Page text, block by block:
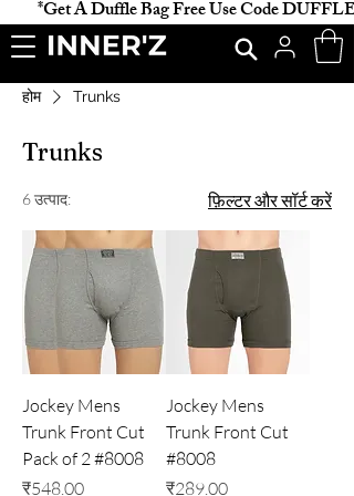
*Get A Duffle Bag Free Use Code
होम Trunks
Trunks
6 उत्पाद: फ़िल्टर और सॉर्ट करें
Jockey Mens
Trunk Front Cut
Pack of 2 #8008
मूल्य
₹548.00
Jockey Mens
Trunk Front Cut
#8008
मूल्य
₹289.00